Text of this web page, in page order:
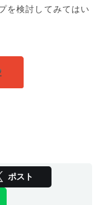
を検討してみてはい
ポスト